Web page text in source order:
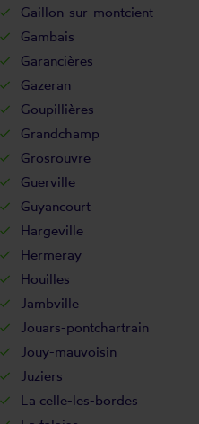
Gaillon-sur-montcient
Gambais
Garancières
Gazeran
Goupillières
Grandchamp
Grosrouvre
Guerville
Guyancourt
Hargeville
Hermeray
Houilles
Jambville
Jouars-pontchartrain
Jouy-mauvoisin
Juziers
La celle-les-bordes